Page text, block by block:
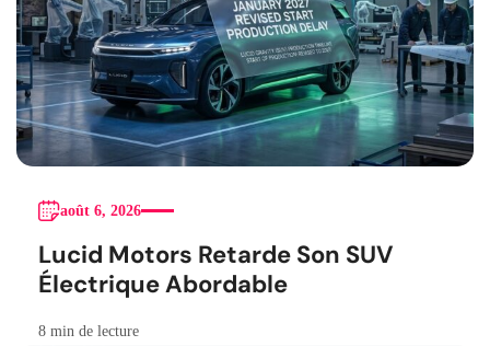
août 6, 2026
Lucid Motors Retarde Son SUV
Électrique Abordable
8 min de lecture